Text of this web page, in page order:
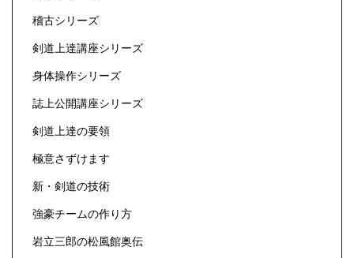
稽古シリーズ
剣道上達講座シリーズ
身体操作シリーズ
誌上公開講座シリーズ
剣道上達の要領
極意さずけます
新・剣道の技術
強豪チームの作り方
岩立三郎の松風館奥伝